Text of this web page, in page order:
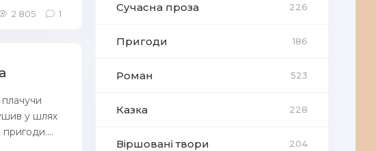
2 805 1
плачучи
у шлях
Сучасна проза 226
Пригоди 186
Роман 523
Казка 228
Віршовані твори 204